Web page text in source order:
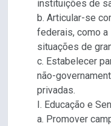
instituições de
b. Articular-se
federais, como a
situações de
c. Estabelecer
não-
privadas.
I. Educação e
a. Promover